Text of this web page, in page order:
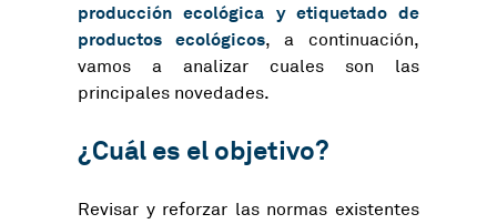
producción ecológica y etiquetado de
productos ecológicos, a continuación,
vamos a analizar cuales son las
principales novedades.
¿Cuál es el objetivo?
Revisar y reforzar las normas existentes